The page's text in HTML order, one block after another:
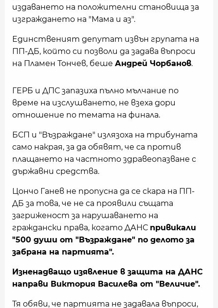
издаването на положителни становища за
изграждането на "Мама и аз".
Единственият депутат извън групата на
ПП-ДБ, който си позволи да задава въпроси
на Пламен Тончев, беше Андрей Чорбанов.
ГЕРБ и ДПС запазиха пълно мълчание по
време на изслушването, не взеха дори
отношение по темата на финала.
БСП и "Възраждане" излязоха на трибуната
само накрая, за да обявят, че са против
плащането на частното здравеопазване с
държавни средства.
Цончо Ганев не пропусна да се скара на ПП-
ДБ за това, че не са проявили същата
загриженост за нарушаването на
граждански права, когато ДАНС привикали
"500 души от "Възраждане" по делото за
забрана на партията".
Изненадващо изявление в защита на ДАНС
направи Виктория Василева от "Величие".
Тя обяви, че партията не задавала въпроси,